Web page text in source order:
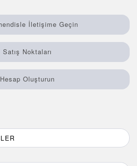
İletişime Geçin
Satış Noktaları
Hesap Oluşturun